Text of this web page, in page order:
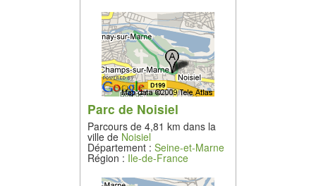
Parc de Noisiel
Parcours de 4,81 km dans la
ville de Noisiel
Département : Seine-et-Marne
Région : Ile-de-France